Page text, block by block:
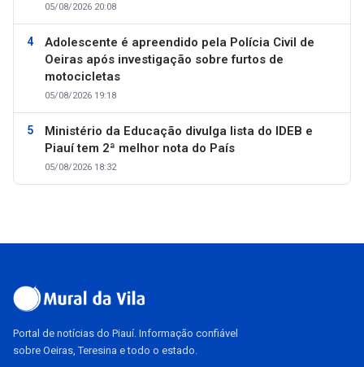
05/08/2026 20:08
Adolescente é apreendido pela Polícia Civil de
Oeiras após investigação sobre furtos de
motocicletas
05/08/2026 19:18
Ministério da Educação divulga lista do IDEB e
Piauí tem 2ª melhor nota do País
05/08/2026 18:32
Portal de notícias do Piauí. Informação confiável
sobre Oeiras, Teresina e todo o estado.